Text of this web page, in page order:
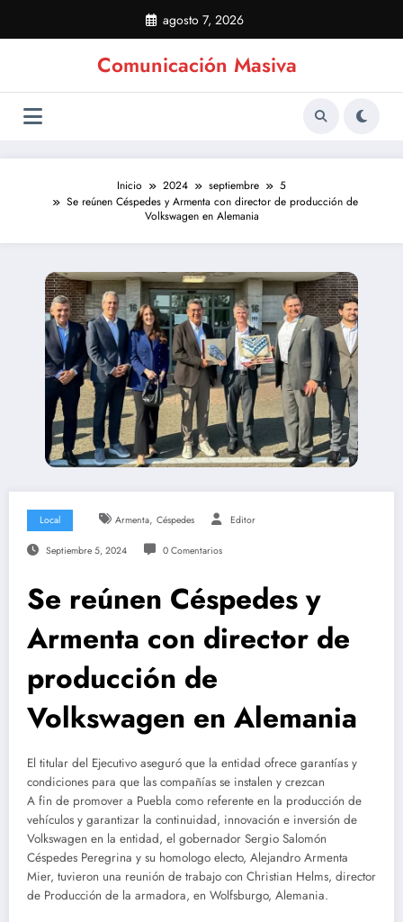
contenido
agosto 7, 2026
Comunicación Masiva
Inicio 2024 septiembre
5
Se reúnen Céspedes y Armenta con director de producción de
Volkswagen en Alemania
Local Armenta, Céspedes Editor
Septiembre 5, 2024 0 Comentarios
Se reúnen Céspedes y
Armenta con director de
producción de
Volkswagen en Alemania
El titular del Ejecutivo aseguró que la entidad ofrece garantías y
condiciones para que las compañías se instalen y crezcan
A fin de promover a Puebla como referente en la producción de
vehículos y garantizar la continuidad, innovación e inversión de
Volkswagen en la entidad, el gobernador Sergio Salomón
Céspedes Peregrina y su homologo electo, Alejandro Armenta
Mier, tuvieron una reunión de trabajo con Christian Helms, director
de Producción de la armadora, en Wolfsburgo, Alemania.